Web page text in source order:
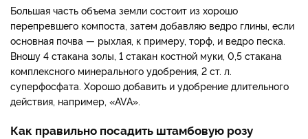
Большая часть объема земли состоит из хорошо
перепревшего компоста, затем добавляю ведро глины, если
основная почва — рыхлая, к примеру, торф, и ведро песка.
Вношу 4 стакана золы, 1 стакан костной муки, 0,5 стакана
комплексного минерального удобрения, 2 ст. л.
суперфосфата. Хорошо добавить и удобрение длительного
действия, например, «AVA».
Как правильно посадить штамбовую розу